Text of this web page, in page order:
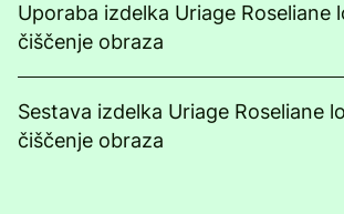
Uporaba izdelka Uriage Roseliane
čiščenje obraza
Sestava izdelka Uriage Roseliane
čiščenje obraza